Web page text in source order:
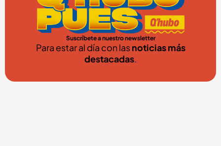
Suscríbete a nuestro newsletter
Para estar al día con lasnoticias más
destacadas.